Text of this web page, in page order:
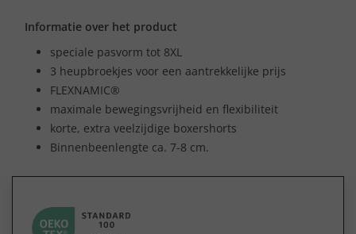
Informatie over het product
speciale pasvorm tot 8XL
3 heupbroekjes voor een aantrekkelijke prijs
FLEXNAMIC®
maximale bewegingsvrijheid en flexibiliteit
korte, extra veelzijdige boxershorts
Binnenbeenlengte ca. 7-8 cm.